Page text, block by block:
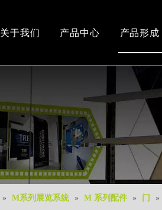
关于我们
办公和车间环境
产品中心 产品形成
» M系列展览系统 » M 系列配件 » 门 »